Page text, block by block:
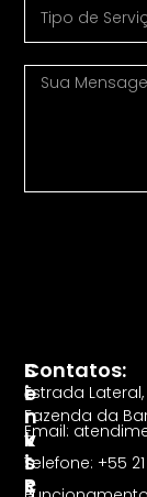
S
E
R
V
I
Ç
L
I
N
K
S
R
Contatos:
Estrada Lateral,
Fazenda da
Email:
Telefone: +55